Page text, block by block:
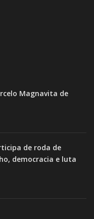
Magnavita de
de roda de
democracia e luta